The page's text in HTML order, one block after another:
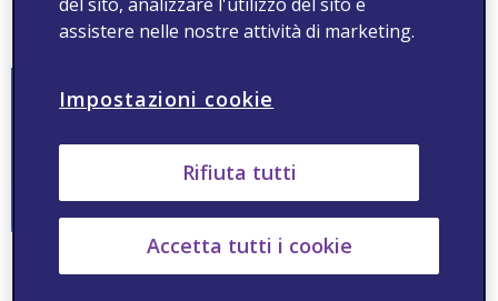
Un modello per prevedere depressione e ansia con IA
e social media
dell'Intelligenza Artificiale
previsione di ansia e
depressione, al fine di
cogliere i segnali di tali
disturbi prima di una
diagnosi clinica.
Leggi
assistere nelle nostre attività di marketing.
Impostazioni cookie
Rifiuta tutti
Accetta tutti i cookie